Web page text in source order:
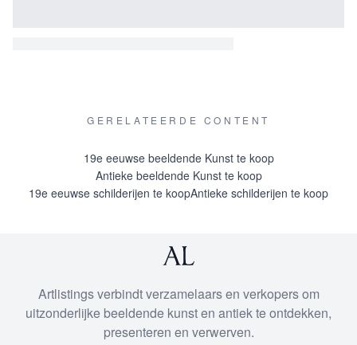
GERELATEERDE CONTENT
19e eeuwse beeldende Kunst te koop
Antieke beeldende Kunst te koop
19e eeuwse schilderijen te koopAntieke schilderijen te koop
Artlistings verbindt verzamelaars en verkopers om
uitzonderlijke beeldende kunst en antiek te ontdekken,
presenteren en verwerven.